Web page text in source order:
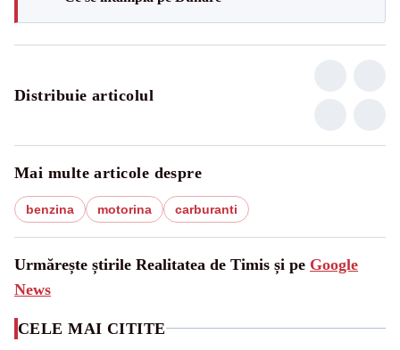
Distribuie articolul
Mai multe articole despre
benzina motorina carburanti
Urmărește știrile Realitatea de Timis și pe Google
News
CELE MAI CITITE